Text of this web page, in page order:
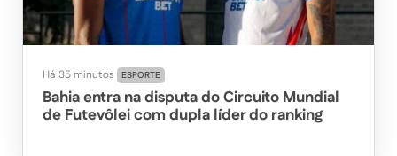
Há 35 minutos ESPORTE
Bahia entra na disputa do Circuito Mundial
de Futevôlei com dupla líder do ranking